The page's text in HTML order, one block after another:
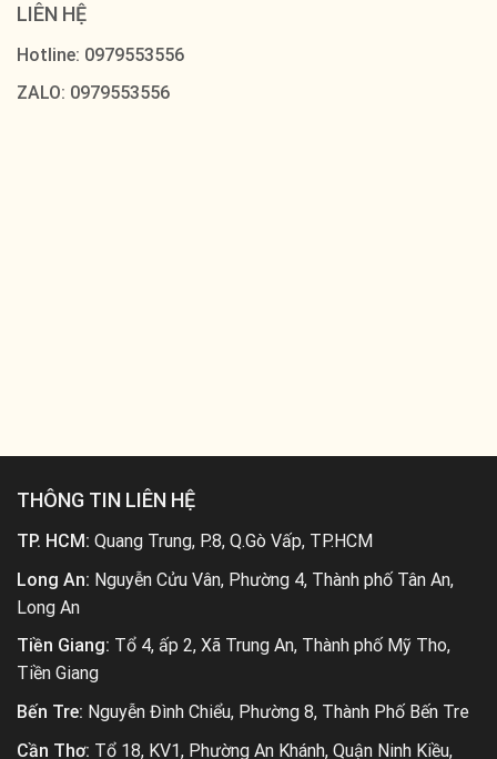
LIÊN HỆ
Hotline: 0979553556
ZALO: 0979553556
THÔNG TIN LIÊN HỆ
TP. HCM: Quang Trung, P.8, Q.Gò Vấp, TP.HCM
Long An: Nguyễn Cửu Vân, Phường 4, Thành phố Tân An,
Long An
Tiền Giang: Tổ 4, ấp 2, Xã Trung An, Thành phố Mỹ Tho,
Tiền Giang
Bến Tre: Nguyễn Đình Chiểu, Phường 8, Thành Phố Bến Tre
Cần Thơ: Tổ 18, KV1, Phường An Khánh, Quận Ninh Kiều,